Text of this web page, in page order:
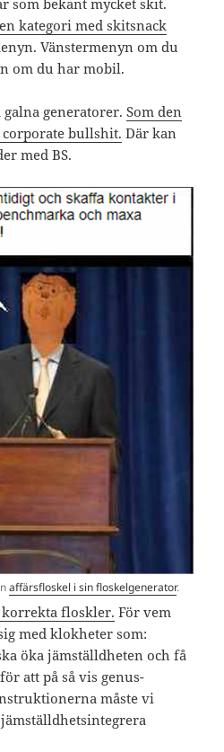
som bekant mycket skit.
en kategori med skitsnack
Vänstermenyn om du
om du har mobil.
generatorer.Som den
bullshit. Där kan
med BS.
affärsfloskel i sin floskelgenerator.
floskler. För vem
med klokheter som:
öka jämställdheten och få
att på så vis genus-
måste vi